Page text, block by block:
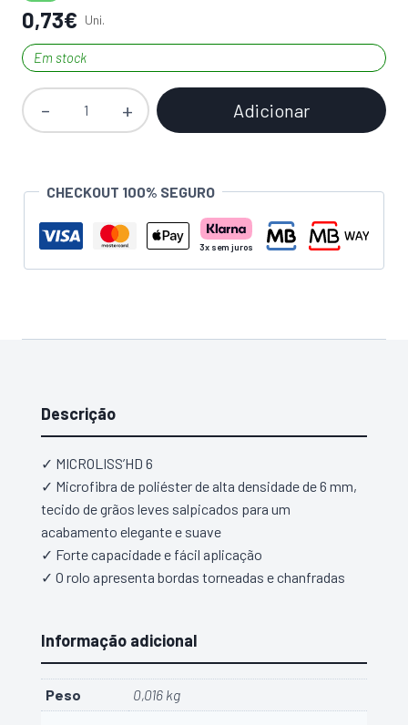
0,73€ Uni.
Em stock
Quantidade
de
Fibra
110mm
Adicionar
CHECKOUT 100% SEGURO
Descrição
✓ MICROLISS’HD 6
✓ Microfibra de poliéster de alta densidade de 6 mm,
tecido de grãos leves salpicados para um
acabamento elegante e suave
✓ Forte capacidade e fácil aplicação
✓ O rolo apresenta bordas torneadas e chanfradas
Informação adicional
Peso 0,016 kg